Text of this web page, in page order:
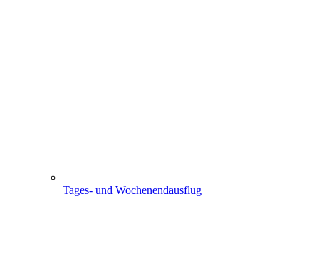
Tages- und Wochenendausflug